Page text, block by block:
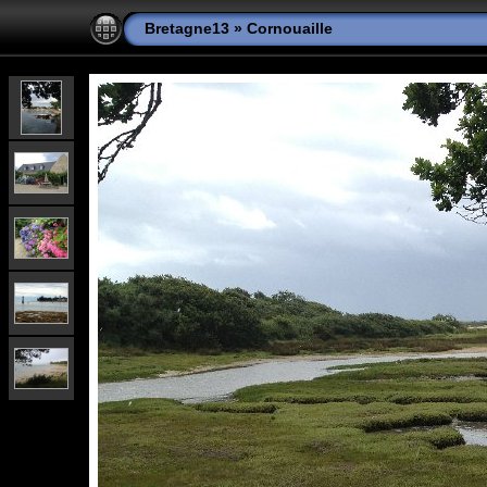
Bretagne13 » Cornouaille